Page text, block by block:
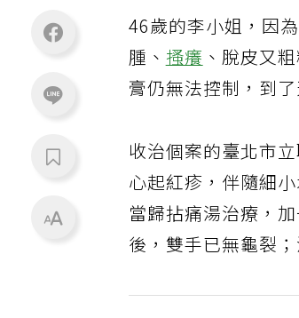
46歲的李小姐，因
腫、搔癢 、脫皮又
膏仍無法控制，到
收治個案的臺北市
心起紅疹，伴隨細
當歸拈痛湯治療，
後，雙手已無龜裂